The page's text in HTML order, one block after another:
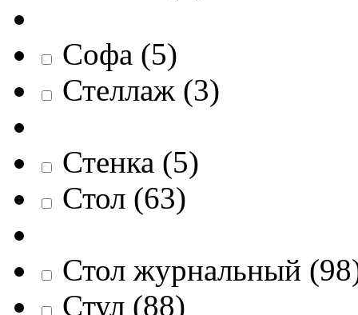
Софа (5)
Стеллаж (3)
Стенка (5)
Стол (63)
Стол журнальный (98
Стул (88)